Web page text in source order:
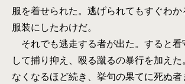
服を着せられた。逃げられてもすぐわ
服装にしたわけだ。
それでも逃走する者が出た。すると看
して捕り抑え、殴る蹴るの暴行を加え
なくなるほど続き、挙句の果てに死ぬ者